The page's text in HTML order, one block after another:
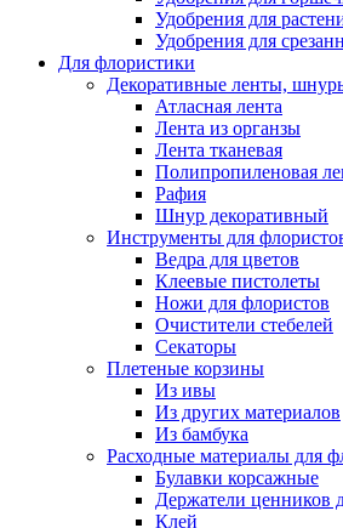
Удобрения для
Удобрения для
Для флористики
Декоративные ленты,
Атласная лента
Лента из органзы
Лента тканевая
Полипропиленовая
Рафия
Шнур декоративный
Инструменты для
Ведра для цветов
Клеевые пистолеты
Ножи для флористов
Очистители стебелей
Секаторы
Плетеные корзины
Из ивы
Из других материалов
Из бамбука
Расходные материалы для
Булавки корсажные
Держатели ценников
Клей